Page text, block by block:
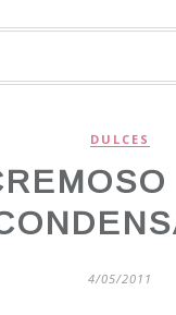
DULCES
4/05/2011